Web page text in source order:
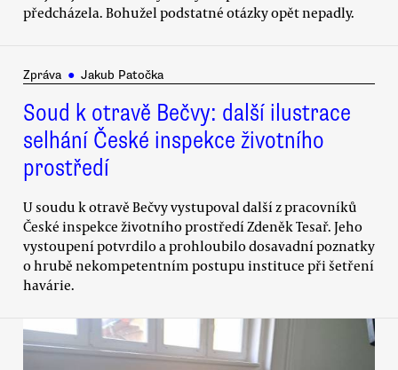
předcházela. Bohužel podstatné otázky opět nepadly.
Zpráva ● Jakub Patočka
Soud k otravě Bečvy: další ilustrace
selhání České inspekce životního
prostředí
U soudu k otravě Bečvy vystupoval další z pracovníků
České inspekce životního prostředí Zdeněk Tesař. Jeho
vystoupení potvrdilo a prohloubilo dosavadní poznatky
o hrubě nekompetentním postupu instituce při šetření
havárie.